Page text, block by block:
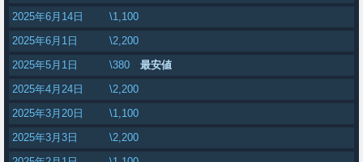
2025年6月14日
\1,100
2025年6月1日
\2,200
2025年5月1日
\380
最安値
2025年4月24日
\2,200
2025年3月20日
\1,100
2025年3月3日
\2,200